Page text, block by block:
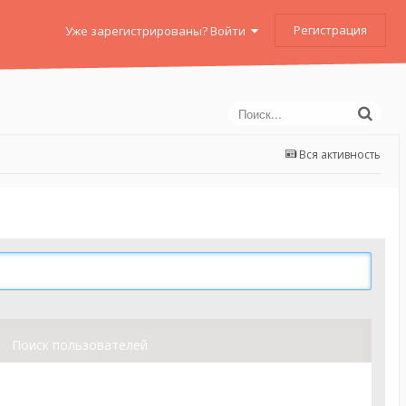
Уже зарегистрированы? Войти Регистрация
Вся активность
Поиск пользователей